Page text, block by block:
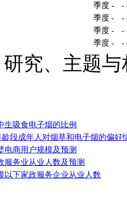
季度 - -
季度 - -
季度 - -
季度 - -
究、主题
生吸食电子烟的比例
龄段成年人对烟草和电子烟的偏好
电商用户规模及预测
服务业从业人数及预测
以下家政服务企业从业人数